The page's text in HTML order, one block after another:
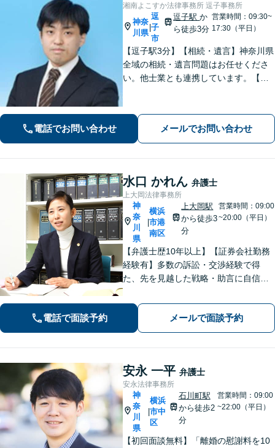
湘南よこすか法律事務所 逗子事務所
神奈
川県
|
逗
子
市
逗子駅か
ら徒歩3分
営業時間：09:30~
17:30（平日）
【逗子駅3分】【相続・遺言】神奈川県
全域の相続・遺言問題はお任せくださ
い。他士業とも連携しています。【離
【初回面談無料】【夜間・休日は予約
で対応可】【法テラス可】
電話でお問い合わせ メールでお問い合わせ
水口 かれん 弁護士
上大岡法律事務所
神
奈
川
県
|
横浜
市港
南区
上大岡駅
から徒歩3
分
営業時間：09:00
~20:00（平日）
【弁護士歴10年以上】【証券会社勤務
経験有】多数の訴訟・交渉経験で得
た、先を見越した戦略・助言に自信が
確にアドバイスいたします【平日夜
間・土日祝相談可】【上大岡駅直結】
電話で面談予約 メールで面談予約
安永 一平 弁護士
安永法律事務所
神
奈
川
県
横浜
市中
区
石川町駅
から徒歩2
分
営業時間：09:00
~22:00（平日）
【初回面談無料】「離婚の慰謝料を10